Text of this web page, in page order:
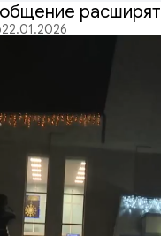
расширят
22.01.2026